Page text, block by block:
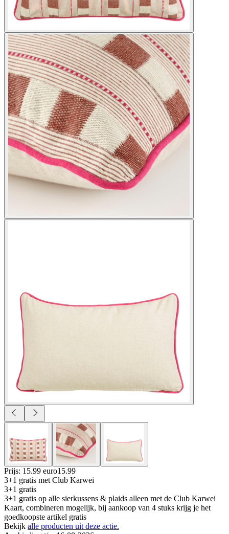
Prijs: 15.99 euro15.99
3+1 gratis met Club Karwei
3+1 gratis
3+1 gratis op alle sierkussens & plaids alleen met de Club Karwei
Kaart, combineren mogelijk, bij aankoop van 4 stuks krijg je het
goedkoopste artikel gratis
Bekijk alle producten uit deze actie.